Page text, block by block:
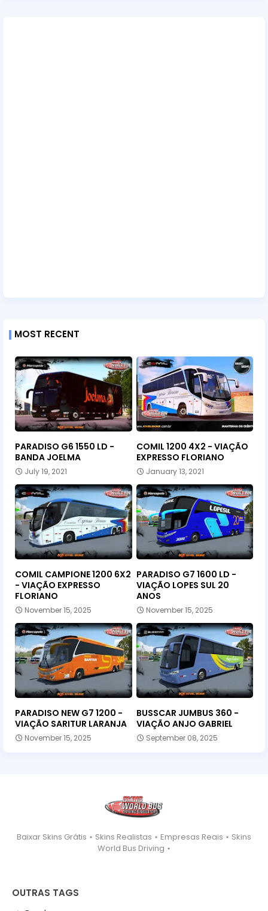
MOST RECENT
PARADISO G6 1550 LD -
BANDA JOELMA
July 19, 2021
COMIL 1200 4X2 - VIAÇÃO
EXPRESSO FLORIANO
January 13, 2021
COMIL CAMPIONE 1200 6X2
- VIAÇÃO EXPRESSO
FLORIANO
November 15, 2025
PARADISO G7 1600 LD -
VIAÇÃO LOPES SUL 20
ANOS
November 15, 2025
PARADISO NEW G7 1200 -
VIAÇÃO SARITUR LARANJA
November 15, 2025
BUSSCAR JUMBUS 360 -
VIAÇÃO ANJO GABRIEL
September 08, 2025
Baixar Skins Grátis ⋆ Skins Realistas ⋆ Empresas Reais ⋆ Skins
World Bus Driving ⋆
OUTRAS TAGS